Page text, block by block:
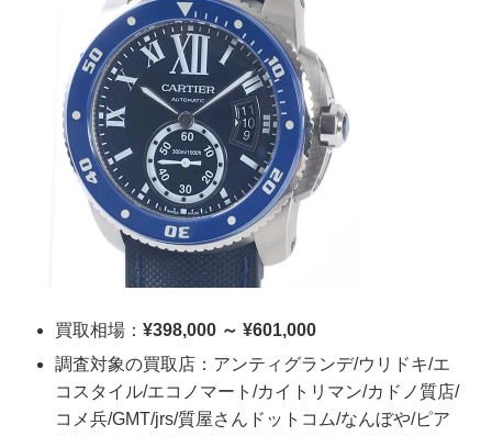
買取相場： ¥398,000 ～ ¥601,000
調査対象の買取店：アンティグランデ/ウリドキ/エ
コスタイル/エコノマート/カイトリマン/カドノ質店/
コメ兵/GMT/jrs/質屋さんドットコム/なんぼや/ピア